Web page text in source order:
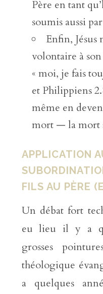
Père en tant
soumis aussi
Enfin, Jésus
volontaire à son
« moi, je fais
et Philippiens
même en
mort — la mort
APPLICATION
FILS AU PÈRE
Un débat fort
eu lieu il y a
grosses
théologique
a quelques